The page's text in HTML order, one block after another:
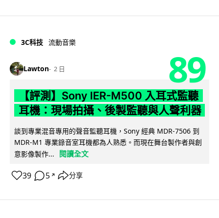
3C科技 流動音樂
Lawton 2 日 89
【評測】Sony IER-M500 入耳式監聽
耳機：現場拍攝、後製監聽與人聲利器
談到專業混音專用的聲音監聽耳機，Sony 經典 MDR-7506 到
MDR-M1 專業錄音室耳機都為人熟悉。而現在舞台製作者與創
意影像製作...
閱讀全文
39 5 ↗ 分享